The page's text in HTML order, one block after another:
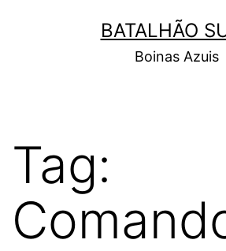
BATALHÃO
Boinas Azuis
Tag: